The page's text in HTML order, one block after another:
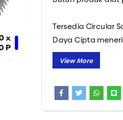
Industri
Tersedia Circular
Daya Cipta